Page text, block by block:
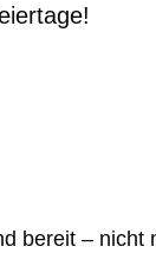
bereit – nicht